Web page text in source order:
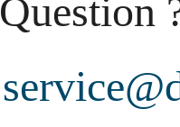
Question